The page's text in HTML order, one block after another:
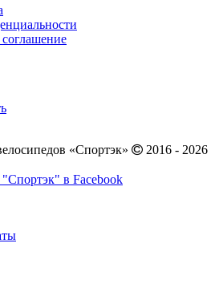
соглашение
«Спортэк»
2016 - 2026